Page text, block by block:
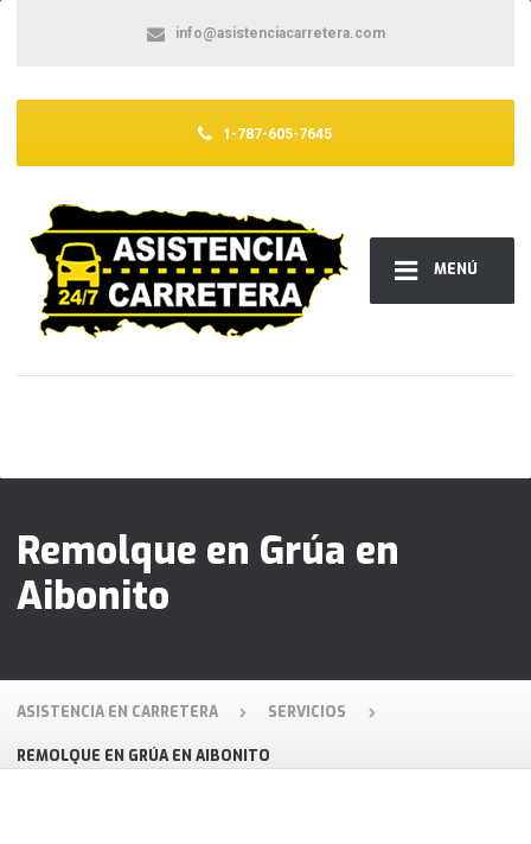
MENÚ
info@asistenciacarretera.com
1-787-605-7645
Remolque en Grúa en
Aibonito
ASISTENCIA EN CARRETERA SERVICIOS
REMOLQUE EN GRÚA EN AIBONITO